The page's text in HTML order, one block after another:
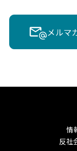
メルマ
情
反社